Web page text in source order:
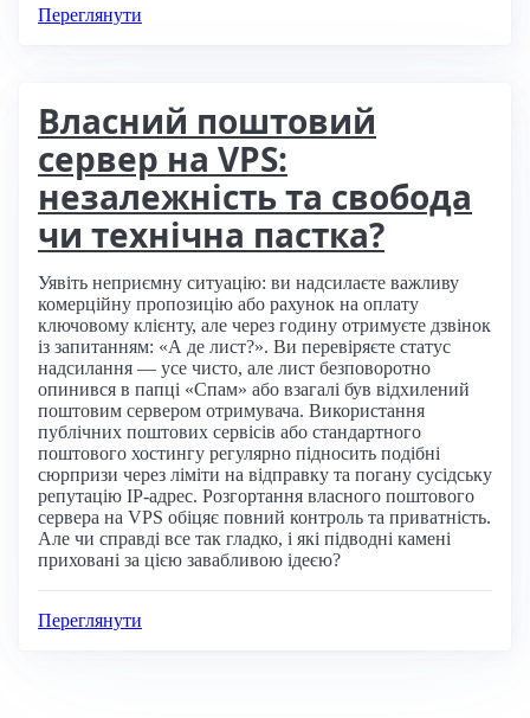
Переглянути
Власний поштовий
сервер на VPS:
незалежність та свобода
чи технічна пастка?
Уявіть неприємну ситуацію: ви надсилаєте важливу
комерційну пропозицію або рахунок на оплату
ключовому клієнту, але через годину отримуєте дзвінок
із запитанням: «А де лист?». Ви перевіряєте статус
надсилання — усе чисто, але лист безповоротно
опинився в папці «Спам» або взагалі був відхилений
поштовим сервером отримувача. Використання
публічних поштових сервісів або стандартного
поштового хостингу регулярно підносить подібні
сюрпризи через ліміти на відправку та погану сусідську
репутацію IP-адрес. Розгортання власного поштового
сервера на VPS обіцяє повний контроль та приватність.
Але чи справді все так гладко, і які підводні камені
приховані за цією завабливою ідеєю?
Переглянути